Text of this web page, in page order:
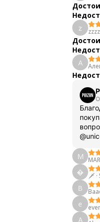
z
А
M
 🗡 ·
В
e
A